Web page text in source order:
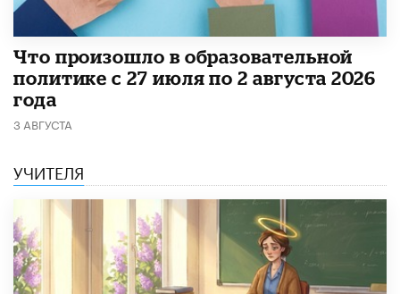
​Что произошло в образовательной
политике с 27 июля по 2 августа 2026
года
3 АВГУСТА
УЧИТЕЛЯ